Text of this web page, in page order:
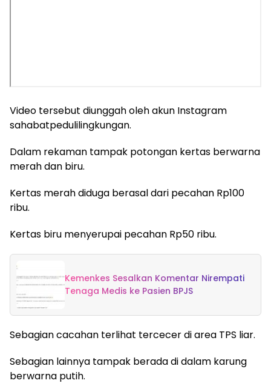
Video tersebut diunggah oleh akun Instagram
sahabatpedulilingkungan.
Dalam rekaman tampak potongan kertas berwarna
merah dan biru.
Kertas merah diduga berasal dari pecahan Rp100
ribu.
Kertas biru menyerupai pecahan Rp50 ribu.
Kemenkes Sesalkan Komentar Nirempati
Tenaga Medis ke Pasien BPJS
Sebagian cacahan terlihat tercecer di area TPS liar.
Sebagian lainnya tampak berada di dalam karung
berwarna putih.